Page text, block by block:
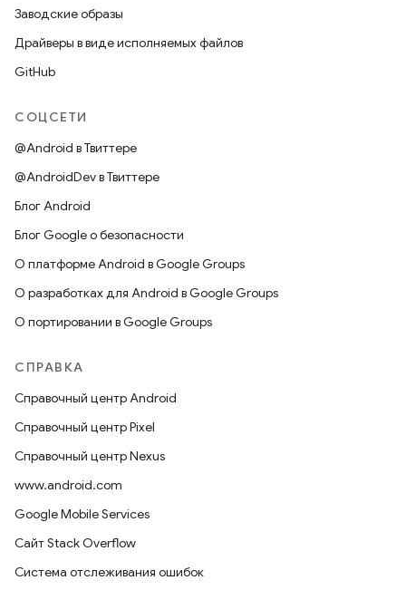
Заводские образы
Драйверы в виде исполняемых файлов
GitHub
СОЦСЕТИ
@Android в Твиттере
@AndroidDev в Твиттере
Блог Android
Блог Google о безопасности
О платформе Android в Google Groups
О разработках для Android в Google Groups
О портировании в Google Groups
СПРАВКА
Справочный центр Android
Справочный центр Pixel
Справочный центр Nexus
www.android.com
Google Mobile Services
Сайт Stack Overflow
Система отслеживания ошибок